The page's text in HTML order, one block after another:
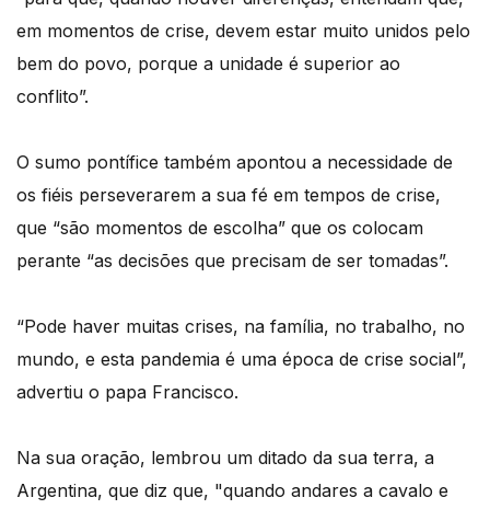
em momentos de crise, devem estar muito unidos pelo
bem do povo, porque a unidade é superior ao
conflito”.
O sumo pontífice também apontou a necessidade de
os fiéis perseverarem a sua fé em tempos de crise,
que “são momentos de escolha” que os colocam
perante “as decisões que precisam de ser tomadas”.
“Pode haver muitas crises, na família, no trabalho, no
mundo, e esta pandemia é uma época de crise social”,
advertiu o papa Francisco.
Na sua oração, lembrou um ditado da sua terra, a
Argentina, que diz que, "quando andares a cavalo e